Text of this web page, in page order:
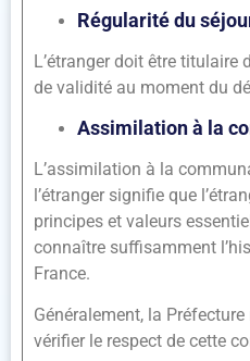
Régularité du
L’étranger doit être titulaire
de validité au moment du
Assimilation à la
L’assimilation à la
l’étranger signifie que
principes et valeurs
connaître suffisamment
France.
Généralement, la
vérifier le respect de cette